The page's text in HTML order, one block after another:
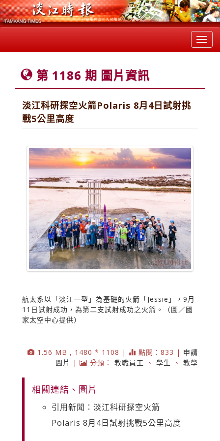
第 1186 期 圖片資訊
淡江科研探空火箭Polaris 8月4日試射挑
戰5公里高度
航太系以「淡江一型」為基礎的火箭「Jessie」，9月
11日試射成功，為第二支試射成功之火箭。（圖／國
家太空中心提供）
1.56 MB , 1480 * 1108 | 點閱：833 | 申請
圖片
| 分類： 教職員工 、 學生 、 教學
相關連結、圖片
引用新聞：淡江科研探空火箭
Polaris 8月4日試射挑戰5公里高度